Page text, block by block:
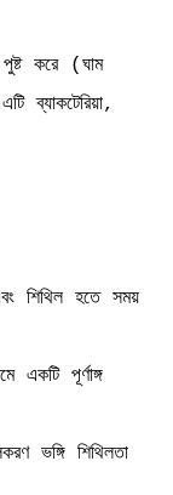
করে (ঘাম
ব্যাকটেরিয়া,
শিথিল হতে সময়
একটি পূর্ণাঙ্গ
ভঙ্গি শিথিলতা